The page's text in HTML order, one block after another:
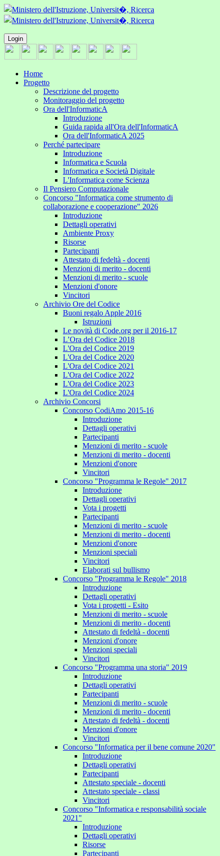
Login
Home
Progetto
Descrizione del progetto
Monitoraggio del progetto
Ora dell'InformaticA
Introduzione
Guida rapida all'Ora dell'InformaticA
Ora dell'InformaticA 2025
Perché partecipare
Introduzione
Informatica e Scuola
Informatica e Società Digitale
L'Informatica come Scienza
Il Pensiero Computazionale
Concorso "Informatica come strumento di
collaborazione e cooperazione" 2026
Introduzione
Dettagli operativi
Ambiente Proxy
Risorse
Partecipanti
Attestato di fedeltà - docenti
Menzioni di merito - docenti
Menzioni di merito - scuole
Menzioni d'onore
Vincitori
Archivio Ore del Codice
Buoni regalo Apple 2016
Istruzioni
Le novità di Code.org per il 2016-17
L’Ora del Codice 2018
L'Ora del Codice 2019
L'Ora del Codice 2020
L'Ora del Codice 2021
L'Ora del Codice 2022
L'Ora del Codice 2023
L'Ora del Codice 2024
Archivio Concorsi
Concorso CodiAmo 2015-16
Introduzione
Dettagli operativi
Partecipanti
Menzioni di merito - scuole
Menzioni di merito - docenti
Menzioni d'onore
Vincitori
Concorso "Programma le Regole" 2017
Introduzione
Dettagli operativi
Vota i progetti
Partecipanti
Menzioni di merito - scuole
Menzioni di merito - docenti
Menzioni d'onore
Menzioni speciali
Vincitori
Elaborati sul bullismo
Concorso "Programma le Regole" 2018
Introduzione
Dettagli operativi
Vota i progetti - Esito
Menzioni di merito - scuole
Menzioni di merito - docenti
Attestato di fedeltà - docenti
Menzioni d'onore
Menzioni speciali
Vincitori
Concorso "Programma una storia" 2019
Introduzione
Dettagli operativi
Partecipanti
Menzioni di merito - scuole
Menzioni di merito - docenti
Attestato di fedeltà - docenti
Menzioni d'onore
Vincitori
Concorso "Informatica per il bene comune 2020"
Introduzione
Dettagli operativi
Partecipanti
Attestato speciale - docenti
Attestato speciale - classi
Vincitori
Concorso "Informatica e responsabilità sociale
2021"
Introduzione
Dettagli operativi
Risorse
Partecipanti